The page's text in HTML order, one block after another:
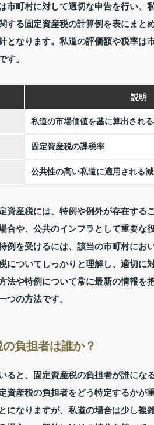
市町村に対して適切な申告を行い、
する固定資産税の計算例を表にま
となります。私道の評価額や税率は
す。
説明
私道の市場価値を基に算出され
固定資産税の課税率
公共性の高い私道に適用される
資産税には、特例や例外が存在する
合や、公共のインフラとして重要な
例を受けるには、該当の市町村にお
についてしっかりと理解し、適切に
法や特例について常に最新の情報を
つの方法です。
の負担者は誰か？
ると、固定資産税の負担者が誰にな
資産税の負担者をどう特定するかが
になりますが、私道の場合は少し複雑